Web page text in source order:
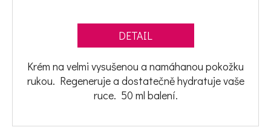
DETAIL
Krém na velmi vysušenou a namáhanou pokožku
rukou. Regeneruje a dostatečně hydratuje vaše
ruce. 50 ml balení.